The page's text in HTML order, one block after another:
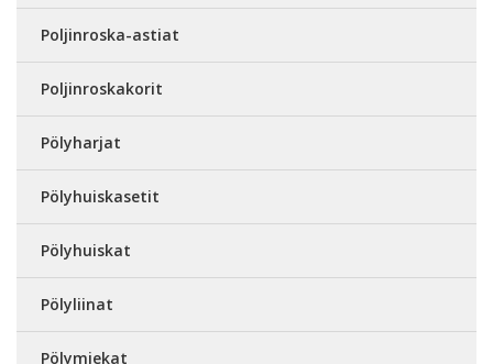
Poljinroska-astiat
Poljinroskakorit
Pölyharjat
Pölyhuiskasetit
Pölyhuiskat
Pölyliinat
Pölymiekat